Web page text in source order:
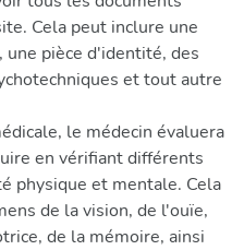
Cela peut inclure une
pièce d'identité, des
et tout autre
le médecin évaluera
en vérifiant différents
physique et mentale. Cela
de la vision, de l'ouïe,
de la mémoire, ainsi